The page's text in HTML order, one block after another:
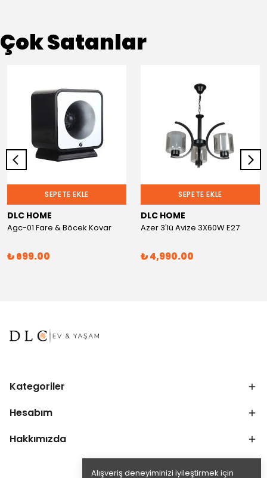
Alışveriş deneyiminizi iyileştirmek için
Çok Satanlar
SEPETE EKLE
DLC HOME
Agc-01 Fare & Böcek Kovar
₺ 699.00
SEPETE EKLE
DLC HOME
Azer 3'lü Avize 3X60W E27
₺ 4,990.00
Kategoriler
Hesabım
Hakkımızda